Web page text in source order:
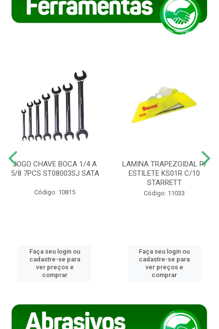
JOGO CHAVE BOCA 1/4 A
5/8 7PCS ST08003SJ SATA
Código: 10815
Faça seu login ou
cadastre-se para
ver preços e
comprar
LAMINA TRAPEZOIDAL P/
ESTILETE KS01R C/10
STARRETT
Código: 11033
Faça seu login ou
cadastre-se para
ver preços e
comprar